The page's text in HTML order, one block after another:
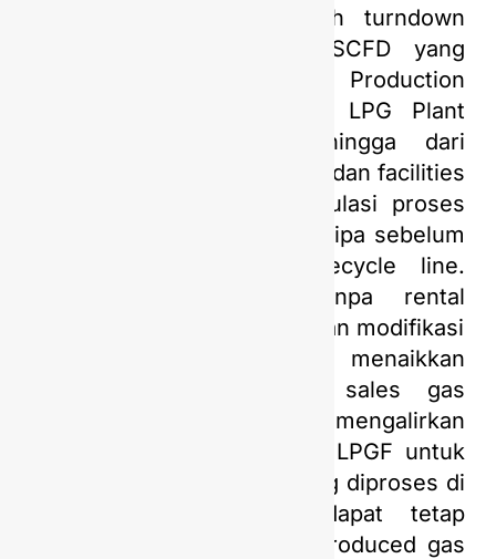
penurunan hingga dibawah turndown
rate LPG plant 20 MMSCFD yang
berpotensi Loss of Production
Opportunity (LPO) karena LPG Plant
berhenti beroperasi. Sehingga dari
diskusi antara tim operation dan facilities
engineering, dilakukan simulasi proses
dan perhitungan hydraulic pipa sebelum
fabrikasi dan instalasi recycle line.
Inisiatif recycle line tanpa rental
compressor dilakukan dengan modifikasi
jalur pipa eksisting dan menaikkan
setting operasi tekanan sales gas
pipeline untuk dapat mengalirkan
recycled gas ke upstream LPGF untuk
menambah volume gas yang diproses di
LPGF sehingga LPGF dapat tetap
beroperasi pada flowrate produced gas